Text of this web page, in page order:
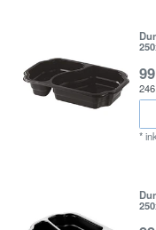
246
*